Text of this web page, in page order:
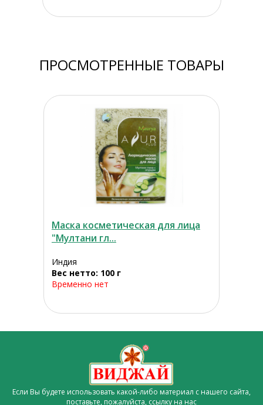
ПРОСМОТРЕННЫЕ ТОВАРЫ
Маска косметическая для лица
"Мултани гл...
Индия
Вес нетто: 100 г
Временно нет
Если Вы будете использовать какой-либо материал с нашего сайта,
поставьте, пожалуйста, ссылку на нас